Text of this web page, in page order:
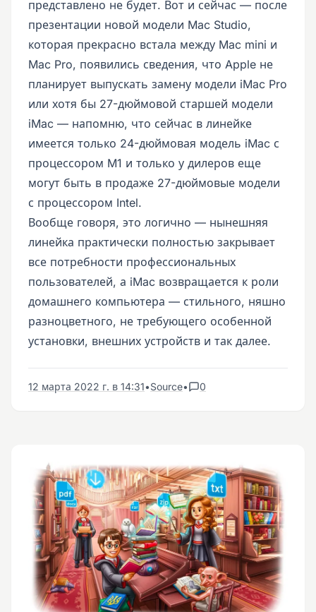
представлено не будет. Вот и сейчас — после
презентации новой модели Mac Studio,
которая прекрасно встала между Mac mini и
Mac Pro, появились сведения, что Apple не
планирует выпускать замену модели iMac Pro
или хотя бы 27-дюймовой старшей модели
iMac — напомню, что сейчас в линейке
имеется только 24-дюймовая модель iMac с
процессором M1 и только у дилеров еще
могут быть в продаже 27-дюймовые модели
с процессором Intel.
Вообще говоря, это логично — нынешняя
линейка практически полностью закрывает
все потребности профессиональных
пользователей, а iMac возвращается к роли
домашнего компьютера — стильного, няшно
разноцветного, не требующего особенной
установки, внешних устройств и так далее.
12 марта 2022 г. в 14:31•Source• 0